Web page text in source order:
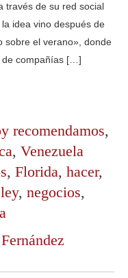
través de su red social
idea vino después de
sobre el verano», donde
de compañías […]
recomendamos,
, Venezuela
, Florida, hacer,
ley, negocios,